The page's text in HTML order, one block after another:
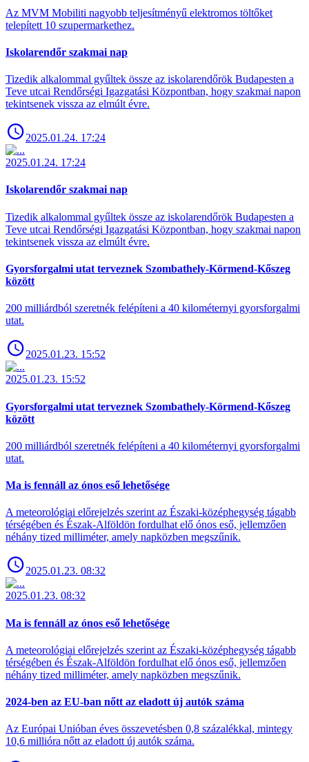
Az MVM Mobiliti nagyobb teljesítményű elektromos töltőket
telepített 10 szupermarkethez.
Iskolarendőr szakmai nap
Tizedik alkalommal gyűltek össze az iskolarendőrök Budapesten a
Teve utcai Rendőrségi Igazgatási Központban, hogy szakmai napon
tekintsenek vissza az elmúlt évre.
2025.01.24. 17:24
2025.01.24. 17:24
Iskolarendőr szakmai nap
Tizedik alkalommal gyűltek össze az iskolarendőrök Budapesten a
Teve utcai Rendőrségi Igazgatási Központban, hogy szakmai napon
tekintsenek vissza az elmúlt évre.
Gyorsforgalmi utat terveznek Szombathely-Körmend-Kőszeg
között
200 milliárdból szeretnék felépíteni a 40 kilométernyi gyorsforgalmi
utat.
2025.01.23. 15:52
2025.01.23. 15:52
Gyorsforgalmi utat terveznek Szombathely-Körmend-Kőszeg
között
200 milliárdból szeretnék felépíteni a 40 kilométernyi gyorsforgalmi
utat.
Ma is fennáll az ónos eső lehetősége
A meteorológiai előrejelzés szerint az Északi-középhegység tágabb
térségében és Észak-Alföldön fordulhat elő ónos eső, jellemzően
néhány tized milliméter, amely napközben megszűnik.
2025.01.23. 08:32
2025.01.23. 08:32
Ma is fennáll az ónos eső lehetősége
A meteorológiai előrejelzés szerint az Északi-középhegység tágabb
térségében és Észak-Alföldön fordulhat elő ónos eső, jellemzően
néhány tized milliméter, amely napközben megszűnik.
2024-ben az EU-ban nőtt az eladott új autók száma
Az Európai Unióban éves összevetésben 0,8 százalékkal, mintegy
10,6 millióra nőtt az eladott új autók száma.